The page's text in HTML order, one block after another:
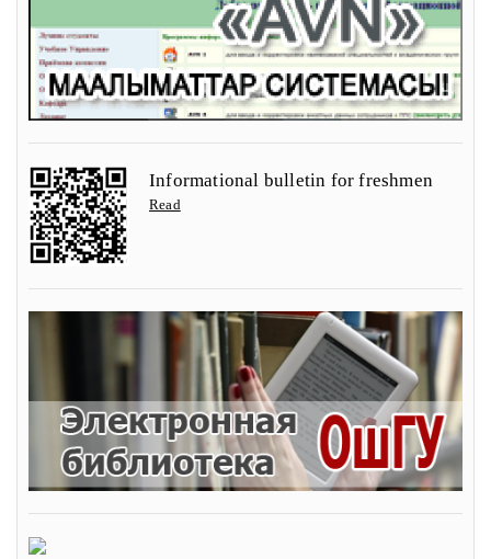
Informational bulletin for freshmen
Read